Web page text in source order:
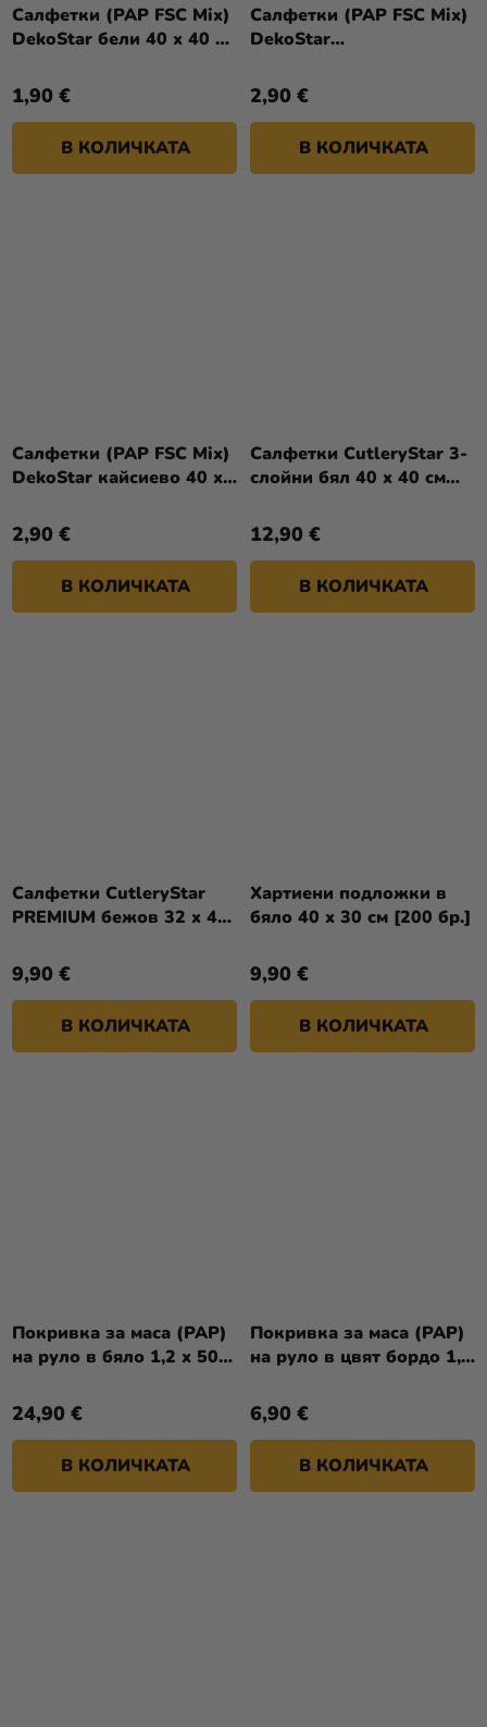
Салфетки (PAP FSC Mix)
DekoStar бели 40 x 40 см
1,90 €
В КОЛИЧКАТА
Салфетки (PAP FSC Mix)
DekoStar
40 см [40 бр.]
2,90 €
В КОЛИЧКАТА
Салфетки (PAP FSC Mix)
DekoStar кайсиево 40 x
2,90 €
В КОЛИЧКАТА
Салфетки CutleryStar 3-
слойни бял 40 x 40 см
12,90 €
В КОЛИЧКАТА
Салфетки CutleryStar
PREMIUM бежов 32 x 40
9,90 €
В КОЛИЧКАТА
Хартиени подложки в
бяло 40 x 30 см [200 бр.]
9,90 €
В КОЛИЧКАТА
Покривка за маса (PAP)
на руло в бяло 1,2 x 50 м
24,90 €
В КОЛИЧКАТА
Покривка за маса (PAP)
на руло в цвят бордо 1,2
6,90 €
В КОЛИЧКАТА